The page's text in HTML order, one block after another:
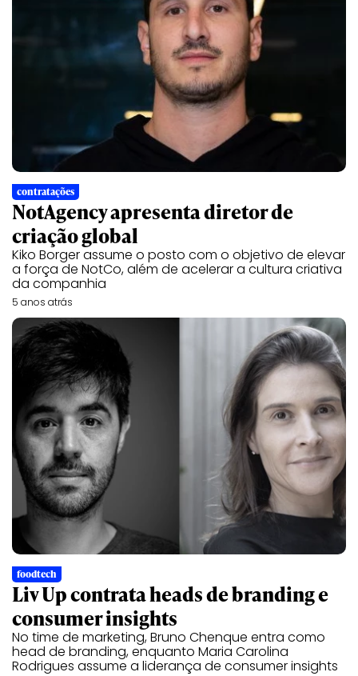
contratações
NotAgency apresenta diretor de
criação global
Kiko Borger assume o posto com o objetivo de elevar
a força de NotCo, além de acelerar a cultura criativa
da companhia
5 anos atrás
foodtech
Liv Up contrata heads de branding e
consumer insights
No time de marketing, Bruno Chenque entra como
head de branding, enquanto Maria Carolina
Rodrigues assume a liderança de consumer insights